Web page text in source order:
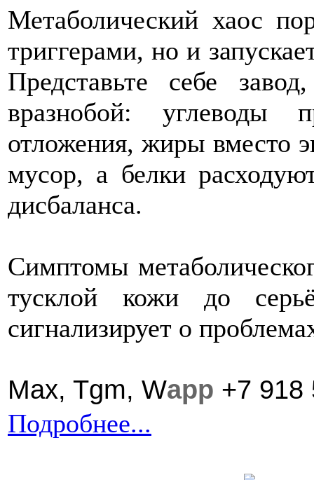
Метаболический хаос
триггерами, но и
Представьте себе
вразнобой: углеводы
отложения, жиры вместо
мусор, а белки
дисбаланса.
Симптомы
тусклой кожи до
сигнализирует о
Max, Tgm, Wapp +7 918
Подробнее...